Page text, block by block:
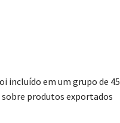
incluído em um grupo de 45
sobre produtos exportados